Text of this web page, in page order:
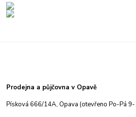
Prodejna a půjčovna v Opavě
Písková 666/14A, Opava (otevřeno Po-Pá